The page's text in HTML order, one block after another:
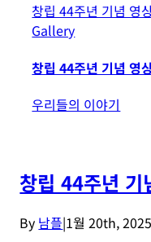
창립 44주년 기념 영
Gallery
창립 44주년 기념 영
우리들의 이야기
창립 44주년 기
By 남플|1월 20th, 2025